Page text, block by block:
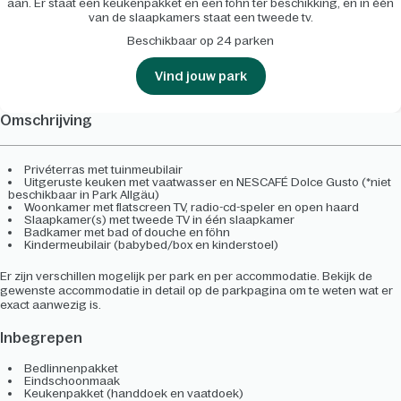
aan. Er staat een keukenpakket en een föhn ter beschikking, en in één
van de slaapkamers staat een tweede tv.
Beschikbaar op 24 parken
Vind jouw park
Omschrijving
Privéterras met tuinmeubilair
Uitgeruste keuken met vaatwasser en NESCAFÉ Dolce Gusto (*niet
beschikbaar in Park Allgäu)
Woonkamer met flatscreen TV, radio-cd-speler en open haard
Slaapkamer(s) met tweede TV in één slaapkamer
Badkamer met bad of douche en föhn
Kindermeubilair (babybed/box en kinderstoel)
Er zijn verschillen mogelijk per park en per accommodatie. Bekijk de
gewenste accommodatie in detail op de parkpagina om te weten wat er
exact aanwezig is.
Inbegrepen
Bedlinnenpakket
Eindschoonmaak
Keukenpakket (handdoek en vaatdoek)